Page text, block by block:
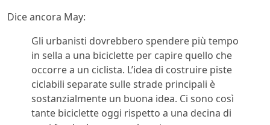
Dice ancora May:
Gli urbanisti dovrebbero spendere più tempo
in sella a una biciclette per capire quello che
occorre a un ciclista. L’idea di costruire piste
ciclabili separate sulle strade principali è
sostanzialmente un buona idea. Ci sono così
tante biciclette oggi rispetto a una decina di